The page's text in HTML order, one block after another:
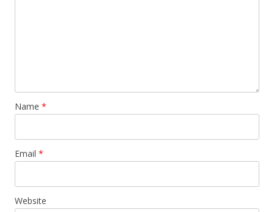
Name *
Email *
Website